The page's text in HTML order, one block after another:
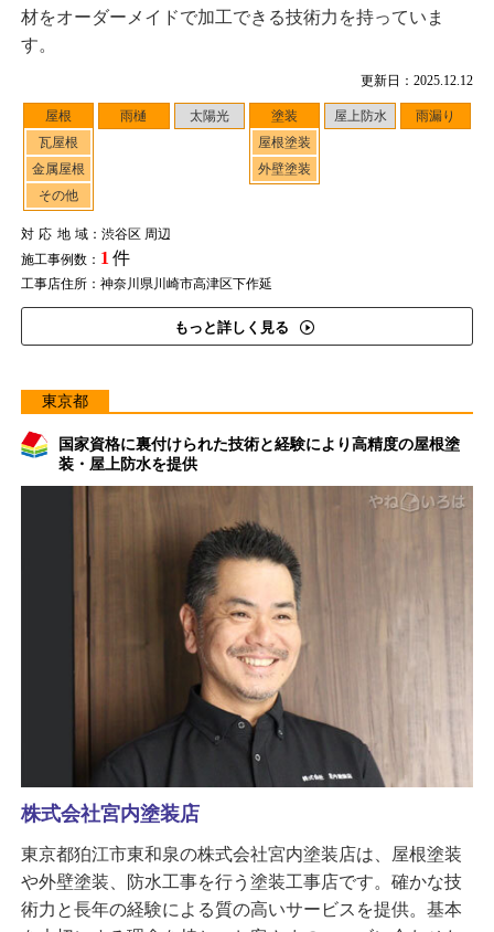
更新日：2025.12.12
屋根
瓦屋根
金属屋根
その他
雨樋 太陽光
塗装
屋根塗装
外壁塗装
屋上防水 雨漏り
対応地域：渋谷区 周辺
施工事例数： 1 件
工事店住所：神奈川県川崎市高津区下作延
もっと詳しく見る
材をオーダーメイドで加工できる技術力を持っていま
す。
東京都
国家資格に裏付けられた技術と経験により高精度の屋根塗
装・屋上防水を提供
株式会社宮内塗装店
東京都狛江市東和泉の株式会社宮内塗装店は、屋根塗装
や外壁塗装、防水工事を行う塗装工事店です。確かな技
術力と長年の経験による質の高いサービスを提供。基本